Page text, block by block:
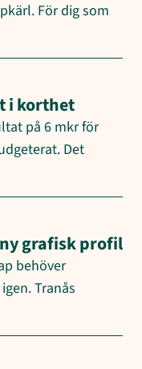
För dig som
i korthet
på 6 mkr för
Det
grafisk profil
behöver
Tranås